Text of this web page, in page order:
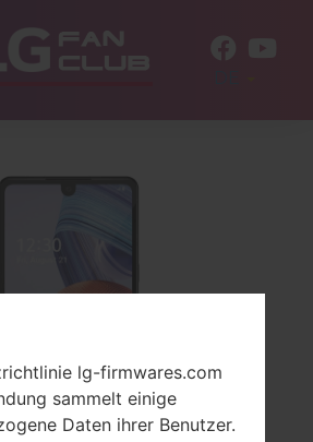
lg-firmwares.com
sammelt einige
Daten ihrer Benutzer.